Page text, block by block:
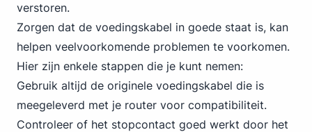
verstoren.
Zorgen dat de voedingskabel in goede staat is, kan
helpen veelvoorkomende problemen te voorkomen.
Hier zijn enkele stappen die je kunt nemen:
Gebruik altijd de originele voedingskabel die is
meegeleverd met je router voor compatibiliteit.
Controleer of het stopcontact goed werkt door het